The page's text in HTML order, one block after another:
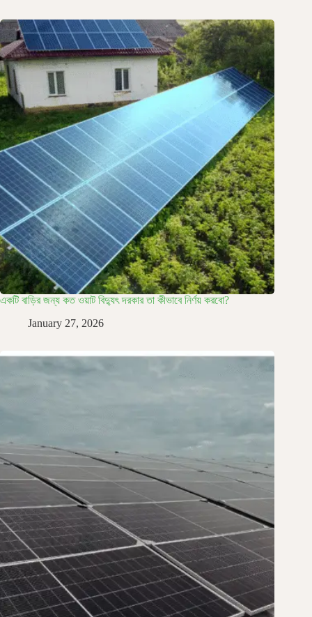
একটি বাড়ির জন্য কত ওয়াট বিদ্যুৎ দরকার তা কীভাবে নির্ণয় করবো?
January 27, 2026